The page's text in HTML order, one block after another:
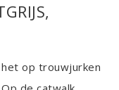
op trouwjurken